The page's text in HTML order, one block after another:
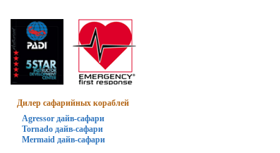
Дилер сафарийных кораблей
Agressor дайв-сафари
Tornado дайв-сафари
Mermaid дайв-сафари